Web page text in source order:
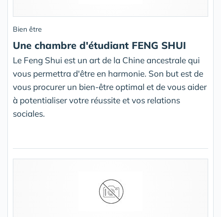
Bien être
Une chambre d'étudiant FENG SHUI
Le Feng Shui est un art de la Chine ancestrale qui
vous permettra d'être en harmonie. Son but est de
vous procurer un bien-être optimal et de vous aider
à potentialiser votre réussite et vos relations
sociales.